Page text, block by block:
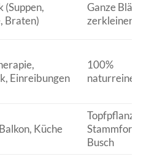
(Suppen,
Braten)
Ganze
zerkleinert
Einreibungen
100%
Küche
Busch